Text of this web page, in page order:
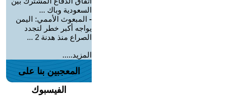
السعودية وباك ...
- المبعوث الأممي: اليمن
يواجه أكبر خطر لتجدد
الصراع منذ هدنة 2 ...
المزيد.....
المعجبين بنا على
الفيسبوك